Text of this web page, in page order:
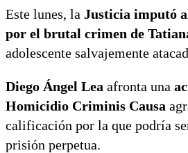
Este lunes, la Justicia imputó
por el brutal crimen de
adolescente salvajemente
Diego Ángel Lea afronta una
Homicidio Criminis Causa
calificación por la que podría
prisión perpetua.